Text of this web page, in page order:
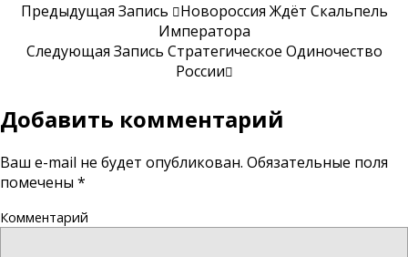
Предыдущая Запись
Новороссия Ждёт Скальпель
Императора
Следующая Запись Стратегическое Одиночество
России
Добавить комментарий
Ваш e-mail не будет опубликован. Обязательные поля
помечены *
Комментарий